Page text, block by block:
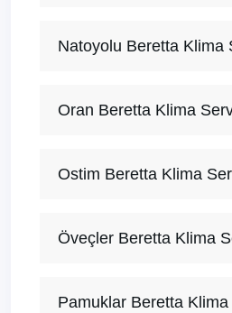
Natoyolu Beretta Klima
Oran Beretta Klima
Ostim Beretta Klima
Öveçler Beretta Klima
Pamuklar Beretta Klima